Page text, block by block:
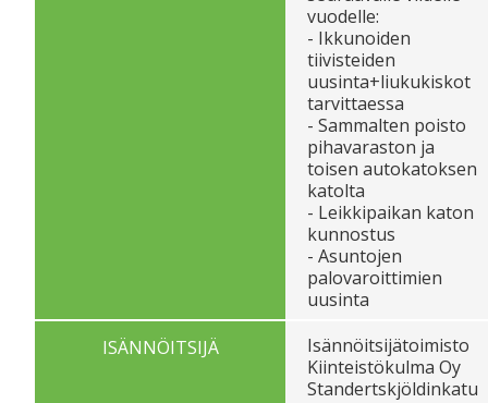
vuodelle:
- Ikkunoiden
tiivisteiden
uusinta+liukukiskot
tarvittaessa
- Sammalten poisto
pihavaraston ja
toisen autokatoksen
katolta
- Leikkipaikan katon
kunnostus
- Asuntojen
palovaroittimien
uusinta
ISÄNNÖITSIJÄ
Isännöitsijätoimisto
Kiinteistökulma Oy
Standertskjöldinkatu